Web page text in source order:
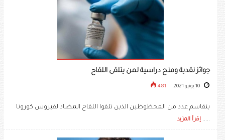
جوائز نقدية ومنح دراسية لمن يتلقى اللقاح
481
يتقاسم عدد من المحظوظين الذين تلقوا اللقاح المضاد لفيروس كورونا
..... إقرأ المزيد